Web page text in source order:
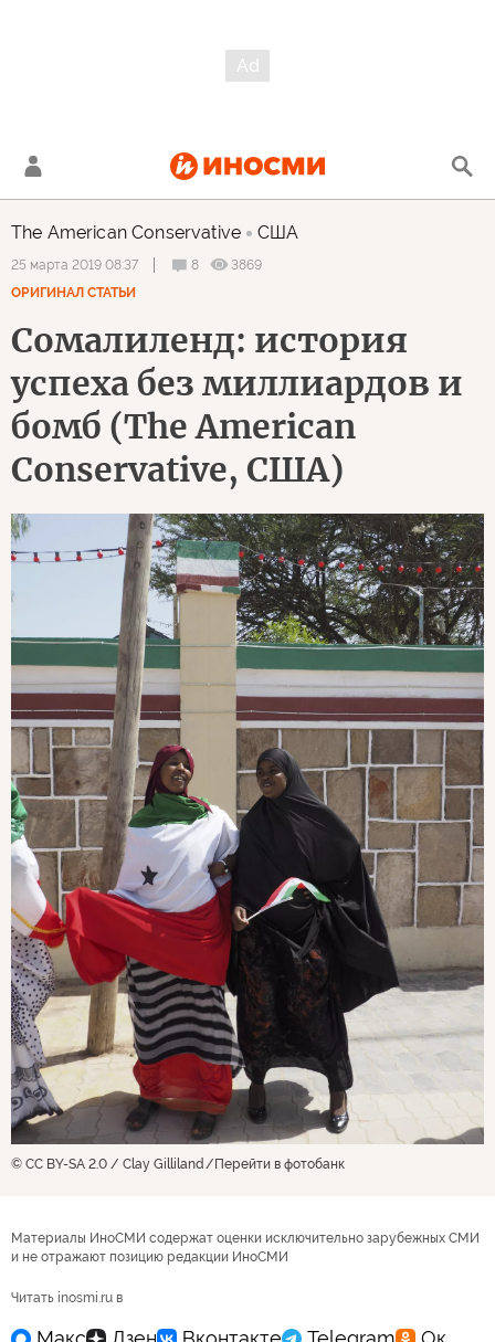
The American Conservative США
25 марта 2019 08:37 8
3869
ОРИГИНАЛ СТАТЬИ
Сомалиленд: история
успеха без миллиардов и
бомб (The American
Conservative, США)
© CC BY-SA 2.0 / Clay Gilliland Перейти в фотобанк
Материалы ИноСМИ содержат оценки исключительно зарубежных СМИ
и не отражают позицию редакции ИноСМИ
Читать inosmi.ru в